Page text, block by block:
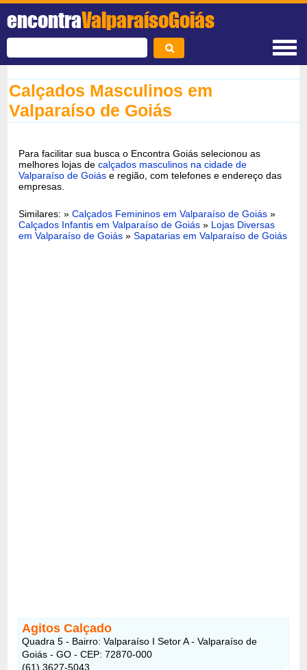
encontraValparaísoGoiás
Calçados Masculinos em
Valparaíso de Goiás
Para facilitar sua busca o Encontra Goiás selecionou as
melhores lojas decalçados masculinos na cidade de
Valparaíso de Goiás e região, com telefones e endereço das
empresas.
Similares: »Calçados Femininos em Valparaíso de Goiás »
Calçados Infantis em Valparaíso de Goiás » Lojas Diversas
em Valparaíso de Goiás »Sapatarias em Valparaíso de Goiás
Agitos Calçado
Quadra 5 - Bairro: Valparaíso I Setor A - Valparaíso de
Goiás - GO - CEP: 72870-000
(61) 3627-5043